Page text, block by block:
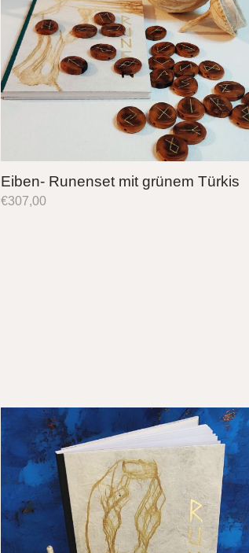
Eiben- Runenset mit grünem Türkis
€307,00